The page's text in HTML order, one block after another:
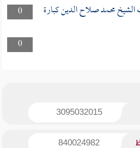
0
محمد صلاح الدين كبارة
0
3095032015
840024982